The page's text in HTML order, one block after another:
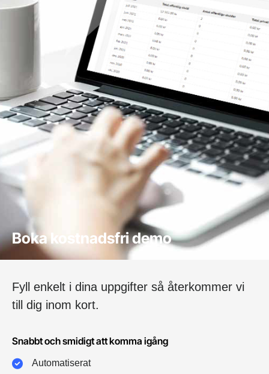
Boka kostnadsfri demo
Fyll enkelt i dina uppgifter så återkommer vi
till dig inom kort.
Snabbt och smidigt att komma igång
Automatiserat